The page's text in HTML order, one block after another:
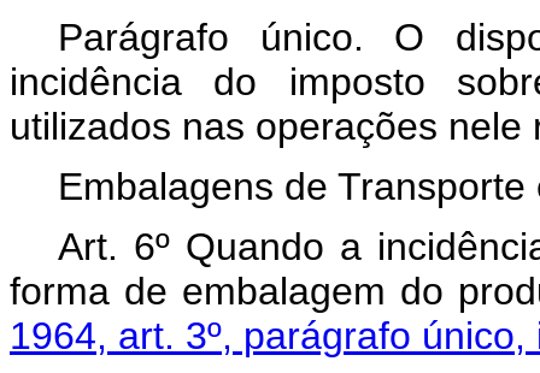
Parágrafo único. O
incidência do imposto
utilizados nas operações nele
Embalagens de
Art. 6º Quando a
forma de embalagem do
1964, art. 3º, parágrafo único,